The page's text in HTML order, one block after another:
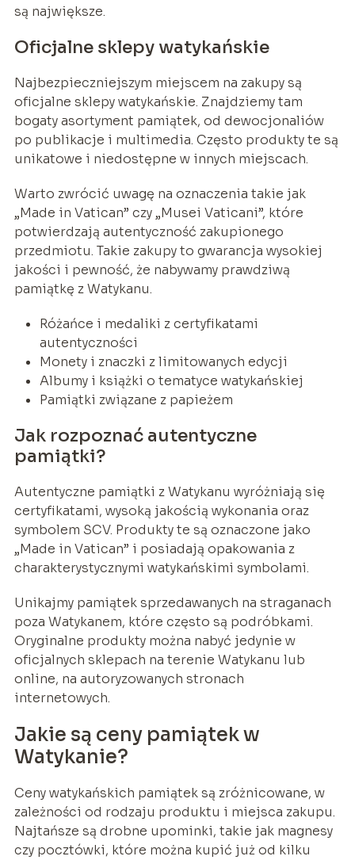
są największe.
Oficjalne sklepy watykańskie
Najbezpieczniejszym miejscem na zakupy są
oficjalne sklepy watykańskie. Znajdziemy tam
bogaty asortyment pamiątek, od dewocjonaliów
po publikacje i multimedia. Często produkty te są
unikatowe i niedostępne w innych miejscach.
Warto zwrócić uwagę na oznaczenia takie jak
„Made in Vatican” czy „Musei Vaticani”, które
potwierdzają autentyczność zakupionego
przedmiotu. Takie zakupy to gwarancja wysokiej
jakości i pewność, że nabywamy prawdziwą
pamiątkę z Watykanu.
Różańce i medaliki z certyfikatami
autentyczności
Monety i znaczki z limitowanych edycji
Albumy i książki o tematyce watykańskiej
Pamiątki związane z papieżem
Jak rozpoznać autentyczne
pamiątki?
Autentyczne pamiątki z Watykanu wyróżniają się
certyfikatami, wysoką jakością wykonania oraz
symbolem SCV. Produkty te są oznaczone jako
„Made in Vatican” i posiadają opakowania z
charakterystycznymi watykańskimi symbolami.
Unikajmy pamiątek sprzedawanych na straganach
poza Watykanem, które często są podróbkami.
Oryginalne produkty można nabyć jedynie w
oficjalnych sklepach na terenie Watykanu lub
online, na autoryzowanych stronach
internetowych.
Jakie są ceny pamiątek w
Watykanie?
Ceny watykańskich pamiątek są zróżnicowane, w
zależności od rodzaju produktu i miejsca zakupu.
Najtańsze są drobne upominki, takie jak magnesy
czy pocztówki, które można kupić już od kilku